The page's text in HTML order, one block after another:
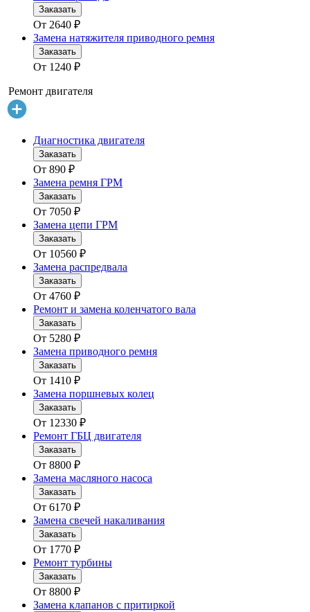
Заказать
От 2640 ₽
Замена натяжителя приводного ремня
Заказать
От 1240 ₽
Ремонт двигателя
Диагностика двигателя
Заказать
От 890 ₽
Замена ремня ГРМ
Заказать
От 7050 ₽
Замена цепи ГРМ
Заказать
От 10560 ₽
Замена распредвала
Заказать
От 4760 ₽
Ремонт и замена коленчатого вала
Заказать
От 5280 ₽
Замена приводного ремня
Заказать
От 1410 ₽
Замена поршневых колец
Заказать
От 12330 ₽
Ремонт ГБЦ двигателя
Заказать
От 8800 ₽
Замена масляного насоса
Заказать
От 6170 ₽
Замена свечей накаливания
Заказать
От 1770 ₽
Ремонт турбины
Заказать
От 8800 ₽
Замена клапанов с притиркой